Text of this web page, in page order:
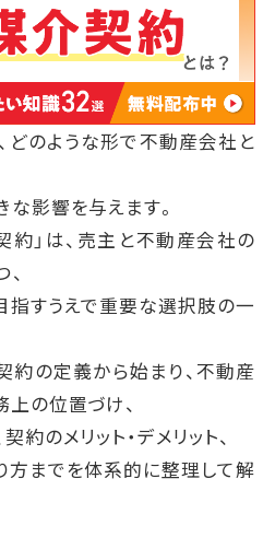
どのような形で不動産会社と
影響を与えます。
約」は、売主と不動産会社の
指すうえで重要な選択肢の一
約の定義から始まり、不動産
の位置づけ、
のメリット・デメリット、
方までを体系的に整理して解